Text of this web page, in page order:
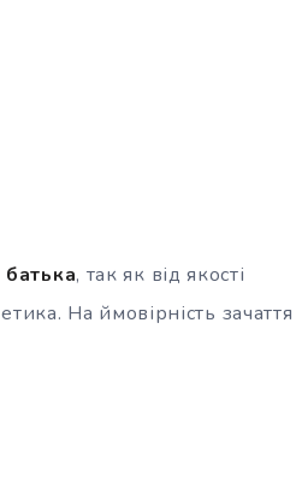
, так як від якості
На ймовірність зачаття